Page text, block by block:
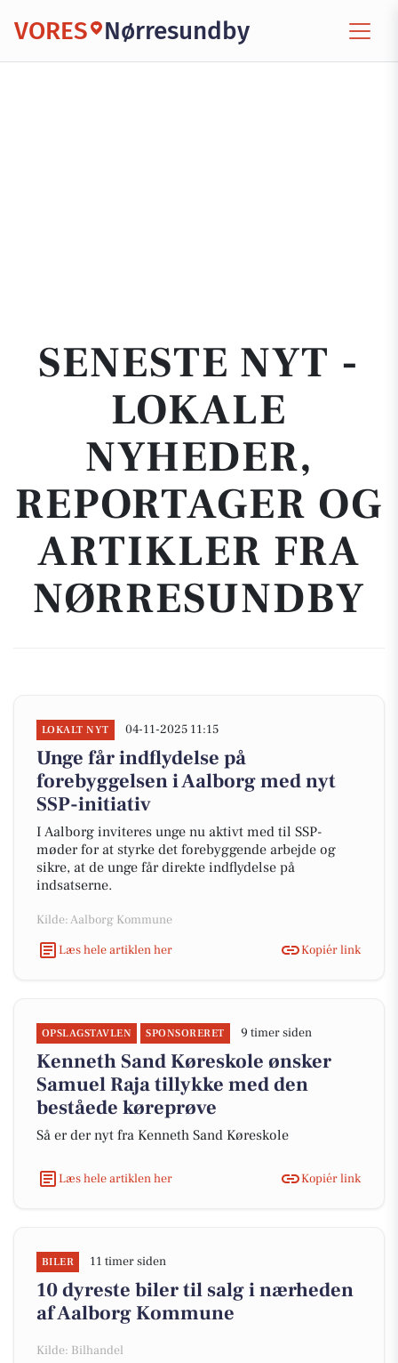
VORES Nørresundby
SENESTE NYT -
LOKALE
NYHEDER,
REPORTAGER OG
ARTIKLER FRA
NØRRESUNDBY
LOKALT NYT 04-11-2025 11:15
Unge får indflydelse på
forebyggelsen i Aalborg med nyt
SSP-initiativ
I Aalborg inviteres unge nu aktivt med til SSP-
møder for at styrke det forebyggende arbejde og
sikre, at de unge får direkte indflydelse på
indsatserne.
Kilde: Aalborg Kommune
Læs hele artiklen her
Kopiér link
OPSLAGSTAVLEN SPONSORERET 9 timer siden
Kenneth Sand Køreskole ønsker
Samuel Raja tillykke med den
beståede køreprøve
Så er der nyt fra Kenneth Sand Køreskole
Læs hele artiklen her Kopiér link
BILER 11 timer siden
10 dyreste biler til salg i nærheden
af Aalborg Kommune
Kilde: Bilhandel